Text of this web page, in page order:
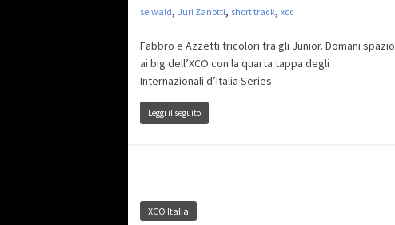
seiwald, Juri Zanotti, short track, xcc
Fabbro e Azzetti tricolori tra gli Junior. Domani spazio
ai big dell’XCO con la quarta tappa degli
Internazionali d’Italia Series:
Leggi il seguito
XCO Italia